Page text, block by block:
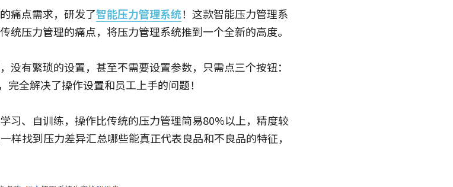
痛点需求，研发了智能压力管理系统！这款智能压力管理系
统压力管理的痛点，将压力管理系统推到一个全新的高度。
没有繁琐的设置，甚至不需要设置参数，只需点三个按钮：
全解决了操作设置和员工上手的问题！
习、自训练，操作比传统的压力管理简易80%以上，精度较
样找到压力差异汇总哪些能真正代表良品和不良品的特征，